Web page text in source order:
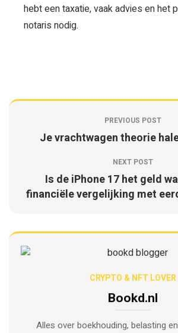
hebt een taxatie, vaak advies en het
notaris nodig.
PREVIOUS POST
Je vrachtwagen theorie
NEXT POST
Is de iPhone 17 het geld
financiële vergelijking met
CRYPTO & NFT LOVER
Bookd.nl
Alles over boekhouding, belasting